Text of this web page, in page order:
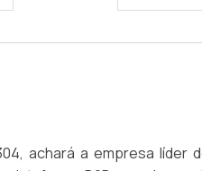
achará a empresa líder